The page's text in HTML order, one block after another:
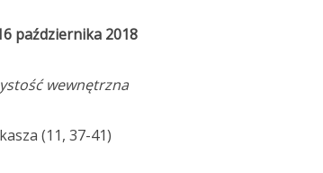
października 2018
wewnętrzna
(11, 37-41)